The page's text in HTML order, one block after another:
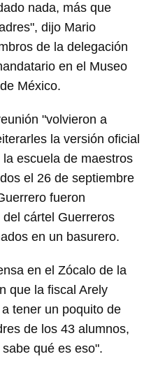
nada, más que
dijo Mario
de la delegación
en el Museo
México.
"volvieron a
la versión oficial
escuela de maestros
el 26 de septiembre
fueron
cártel Guerreros
en un basurero.
en el Zócalo de la
que la fiscal Arely
tener un poquito de
de los 43 alumnos,
qué es eso".